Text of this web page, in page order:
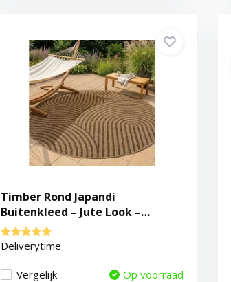
Timber Rond Japandi
Buitenkleed – Jute Look –
Weerbestendig – Beige
Deliverytime
Vergelijk Op voorraad